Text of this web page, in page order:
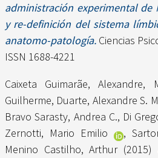
administración experimental de
y re-definición del sistema
anatomo-patología. Ciencias
ISSN 1688-4221
Caixeta Guimarãe, Alexandre,
Guilherme, Duarte, Alexandre S.
Bravo Sarasty, Andrea C., Di
Zernotti, Mario Emilio
,
Menino Castilho, Arthur(2015)